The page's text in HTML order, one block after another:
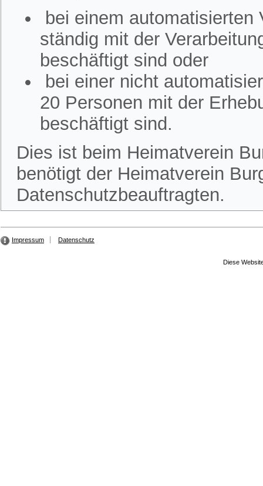
bei einem
ständig mit der
beschäftigt sind oder
bei einer nicht
20 Personen mit der
beschäftigt sind.
Dies ist beim Heimatverein
benötigt der Heimatverein
Datenschutzbeauftragten.
Impressum Datenschutz
Diese